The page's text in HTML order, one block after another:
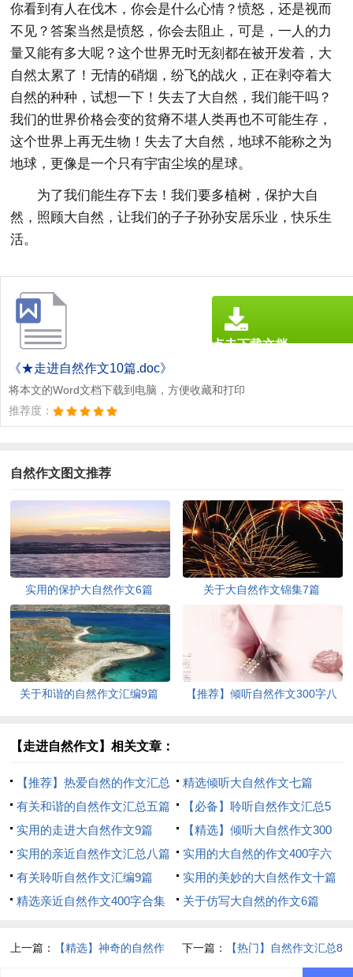
你看到有人在伐木，你会是什么心情？愤怒，还是视而
不见？答案当然是愤怒，你会去阻止，可是，一人的力
量又能有多大呢？这个世界无时无刻都在被开发着，大
自然太累了！无情的硝烟，纷飞的战火，正在剥夺着大
自然的种种，试想一下！失去了大自然，我们能干吗？
我们的世界价格会变的贫瘠不堪人类再也不可能生存，
这个世界上再无生物！失去了大自然，地球不能称之为
地球，更像是一个只有宇宙尘埃的星球。
为了我们能生存下去！我们要多植树，保护大自
然，照顾大自然，让我们的子子孙孙安居乐业，快乐生
活。
《★走进自然作文10篇.doc》
将本文的Word文档下载到电脑，方便收藏和打印
推荐度：
点击下载文档
自然作文图文推荐
实用的保护大自然作文6篇 关于大自然作文锦集7篇
关于和谐的自然作文汇编9篇
【推荐】倾听自然作文300字八
【走进自然作文】相关文章：
【推荐】热爱自然的作文汇总
九篇
精选倾听大自然作文七篇
有关和谐的自然作文汇总五篇
【必备】聆听自然作文汇总5
篇
实用的走进大自然作文9篇
【精选】倾听大自然作文300
字3篇
实用的亲近自然作文汇总八篇
实用的大自然的作文400字六
篇
有关聆听自然作文汇编9篇
实用的美妙的大自然作文十篇
精选亲近自然作文400字合集
关于仿写大自然的作文6篇
上一篇：
【精选】神奇的自然作
下一篇：
【热门】自然作文汇总8